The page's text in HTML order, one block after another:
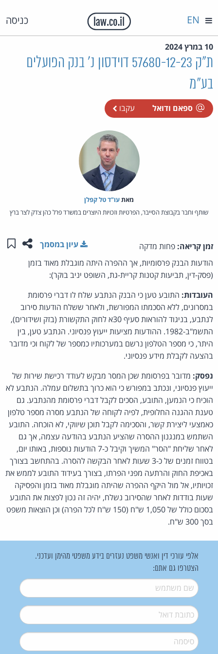
כניסה EN
10 במרץ 2024
ת"ק 57680-12-23 דוידסון נ' בנק הפועלים
בע"מ
ספאם ודואל עקבו
מאת‏עו"ד טל קפלן
שותף וחבר בקבוצת הסייבר, הפרטיות וזכויות היוצרים במשרד פרל כהן צדק לצר ברץ
זמן קריאה: פחות מדקה שתפו
עיון במסמך
הודעות הבנק פרסומיות, אך ההפרה היתה מוגבלת מאוד בזמן
(פסק-דין, תביעות קטנות קריית-גת, השופט יניב בוקר):
העובדות: התובע טען כי הבנק הנתבע שלח לו דברי פרסומת
במסרונים, ללא הסכמתו המפורשת, ולאחר ששלח הודעות סירוב
לנתבע, בניגוד להוראות סעיף 30א לחוק התקשורת (בזק ושידורים),
התשמ"ב-1982. ההודעות מציעות ייעוץ פנסיוני. הנתבע טען, בין
היתר, כי מספר הטלפון נרשם במערכותיו כמספר של לקוח וכי מדובר
בהצעה לקבלת מידע פנסיוני.
נפסק: מדובר בפרסומת שכן המסר מבקש לעודד רכישת שירות של
ייעוץ פנסיוני, ונכתב במפורש כי הוא כרוך בתשלום עמלה. הנתבע לא
הוכיח כי הנמען, התובע, הסכים לקבל דברי פרסומת מהנתבע. גם
טענת ההגנה החלופית, לפיה לקוחה של הנתבע מסרה מספר טלפון
כאמצעי ליצירת קשר, והסכימה לקבל תוכן שיווקי, לא הוכחה. התובע
השתמש במנגנון ההסרה שהציע הנתבע בהודעה עצמה, אך גם
לאחר שליחת "הסר" המשיך וקיבל כ-7 הודעות נוספות, באותו יום,
בטווח זמנים של כ-3 שעות לאחר הבקשה להסרה. בהתחשב בצורך
באכיפת החוק והרתעה מפני הפרתו, בצורך בעידוד התובע לממש את
זכויותיו, אל מול היקף ההפרה שהיתה מוגבלת מאוד בזמן והפסיקה
שעות בודדות לאחר שהסירוב נשלח, יהיה זה נכון לפצות את התובע
בסכום כולל של 1,050 ש"ח (150 ש"ח לכל הפרה) וכן הוצאות משפט
בסך 300 ש"ח.
אלפי עורכי דין ואנשי משפט נעזרים בידע משפטי מהימן ועדכני.
הצטרפו גם אתם:
שם משתמש*
דואל*
סיסמה*